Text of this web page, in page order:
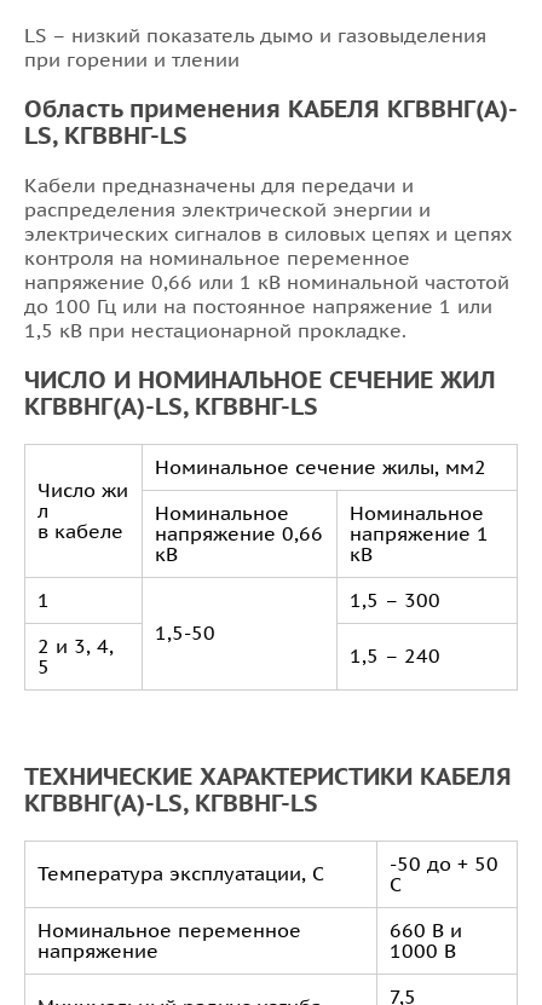
LS – низкий показатель дымо и газовыделения
при горении и тлении
Область применения КАБЕЛЯ КГВВНГ(А)-
LS, КГВВНГ-LS
Кабели предназначены для передачи и
распределения электрической энергии и
электрических сигналов в силовых цепях и цепях
контроля на номинальное переменное
напряжение 0,66 или 1 кВ номинальной частотой
до 100 Гц или на постоянное напряжение 1 или
1,5 кВ при нестационарной прокладке.
ЧИСЛО И НОМИНАЛЬНОЕ СЕЧЕНИЕ ЖИЛ
КГВВНГ(А)-LS, КГВВНГ-LS
Число жи
л
в кабеле
Номинальное сечение жилы, мм2
Номинальное
напряжение 0,66
кВ
Номинальное
напряжение 1
кВ
1
1,5-50
1,5 – 300
2 и 3, 4,
5
1,5 – 240
ТЕХНИЧЕСКИЕ ХАРАКТЕРИСТИКИ КАБЕЛЯ
КГВВНГ(А)-LS, КГВВНГ-LS
Температура эксплуатации, С
-50 до + 50
С
Номинальное переменное
напряжение
660 В и
1000 В
7,5